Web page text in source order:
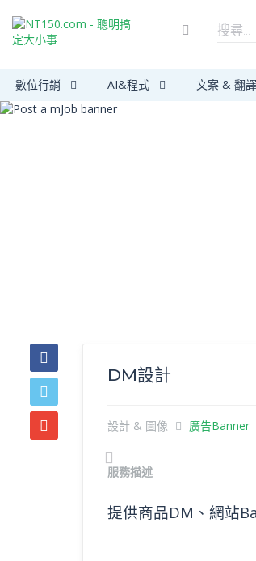
數位行銷 AI&程式 文案 & 翻譯
DM設計
設計 & 圖像 廣告Banner
Previous
服務描述
提供商品DM、網站